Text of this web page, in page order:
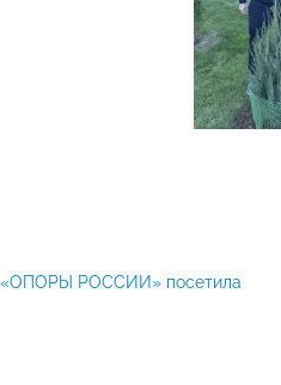
«ОПОРЫ РОССИИ» посетила